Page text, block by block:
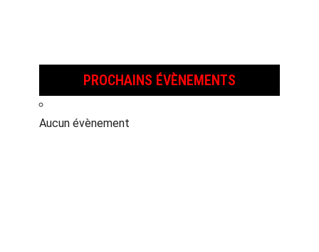
PROCHAINS ÉVÈNEMENTS
Aucun évènement